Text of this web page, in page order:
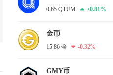
0.65 QTUM +0.81%
金币
15.86 金 -0.32%
GMY币